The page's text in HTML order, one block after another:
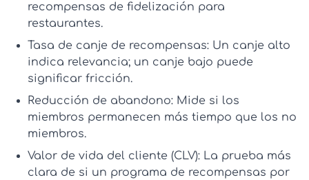
recompensas de fidelización para
restaurantes.
Tasa de canje de recompensas: Un canje alto
indica relevancia; un canje bajo puede
significar fricción.
Reducción de abandono: Mide si los
miembros permanecen más tiempo que los no
miembros.
Valor de vida del cliente (CLV): La prueba más
clara de si un programa de recompensas por